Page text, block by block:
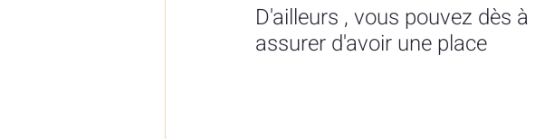
D'ailleurs , vous pouvez dès
assurer d'avoir une place